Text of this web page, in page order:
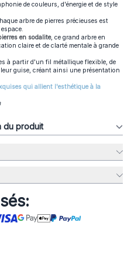
de couleurs, d'énergie et de style
arbre de pierres précieuses est
en sodalite, ce grand arbre en
claire et de clarté mentale à grande
à partir d'un fil métallique flexible, de
guise, créant ainsi une présentation
qui allient l'esthétique à la
du produit